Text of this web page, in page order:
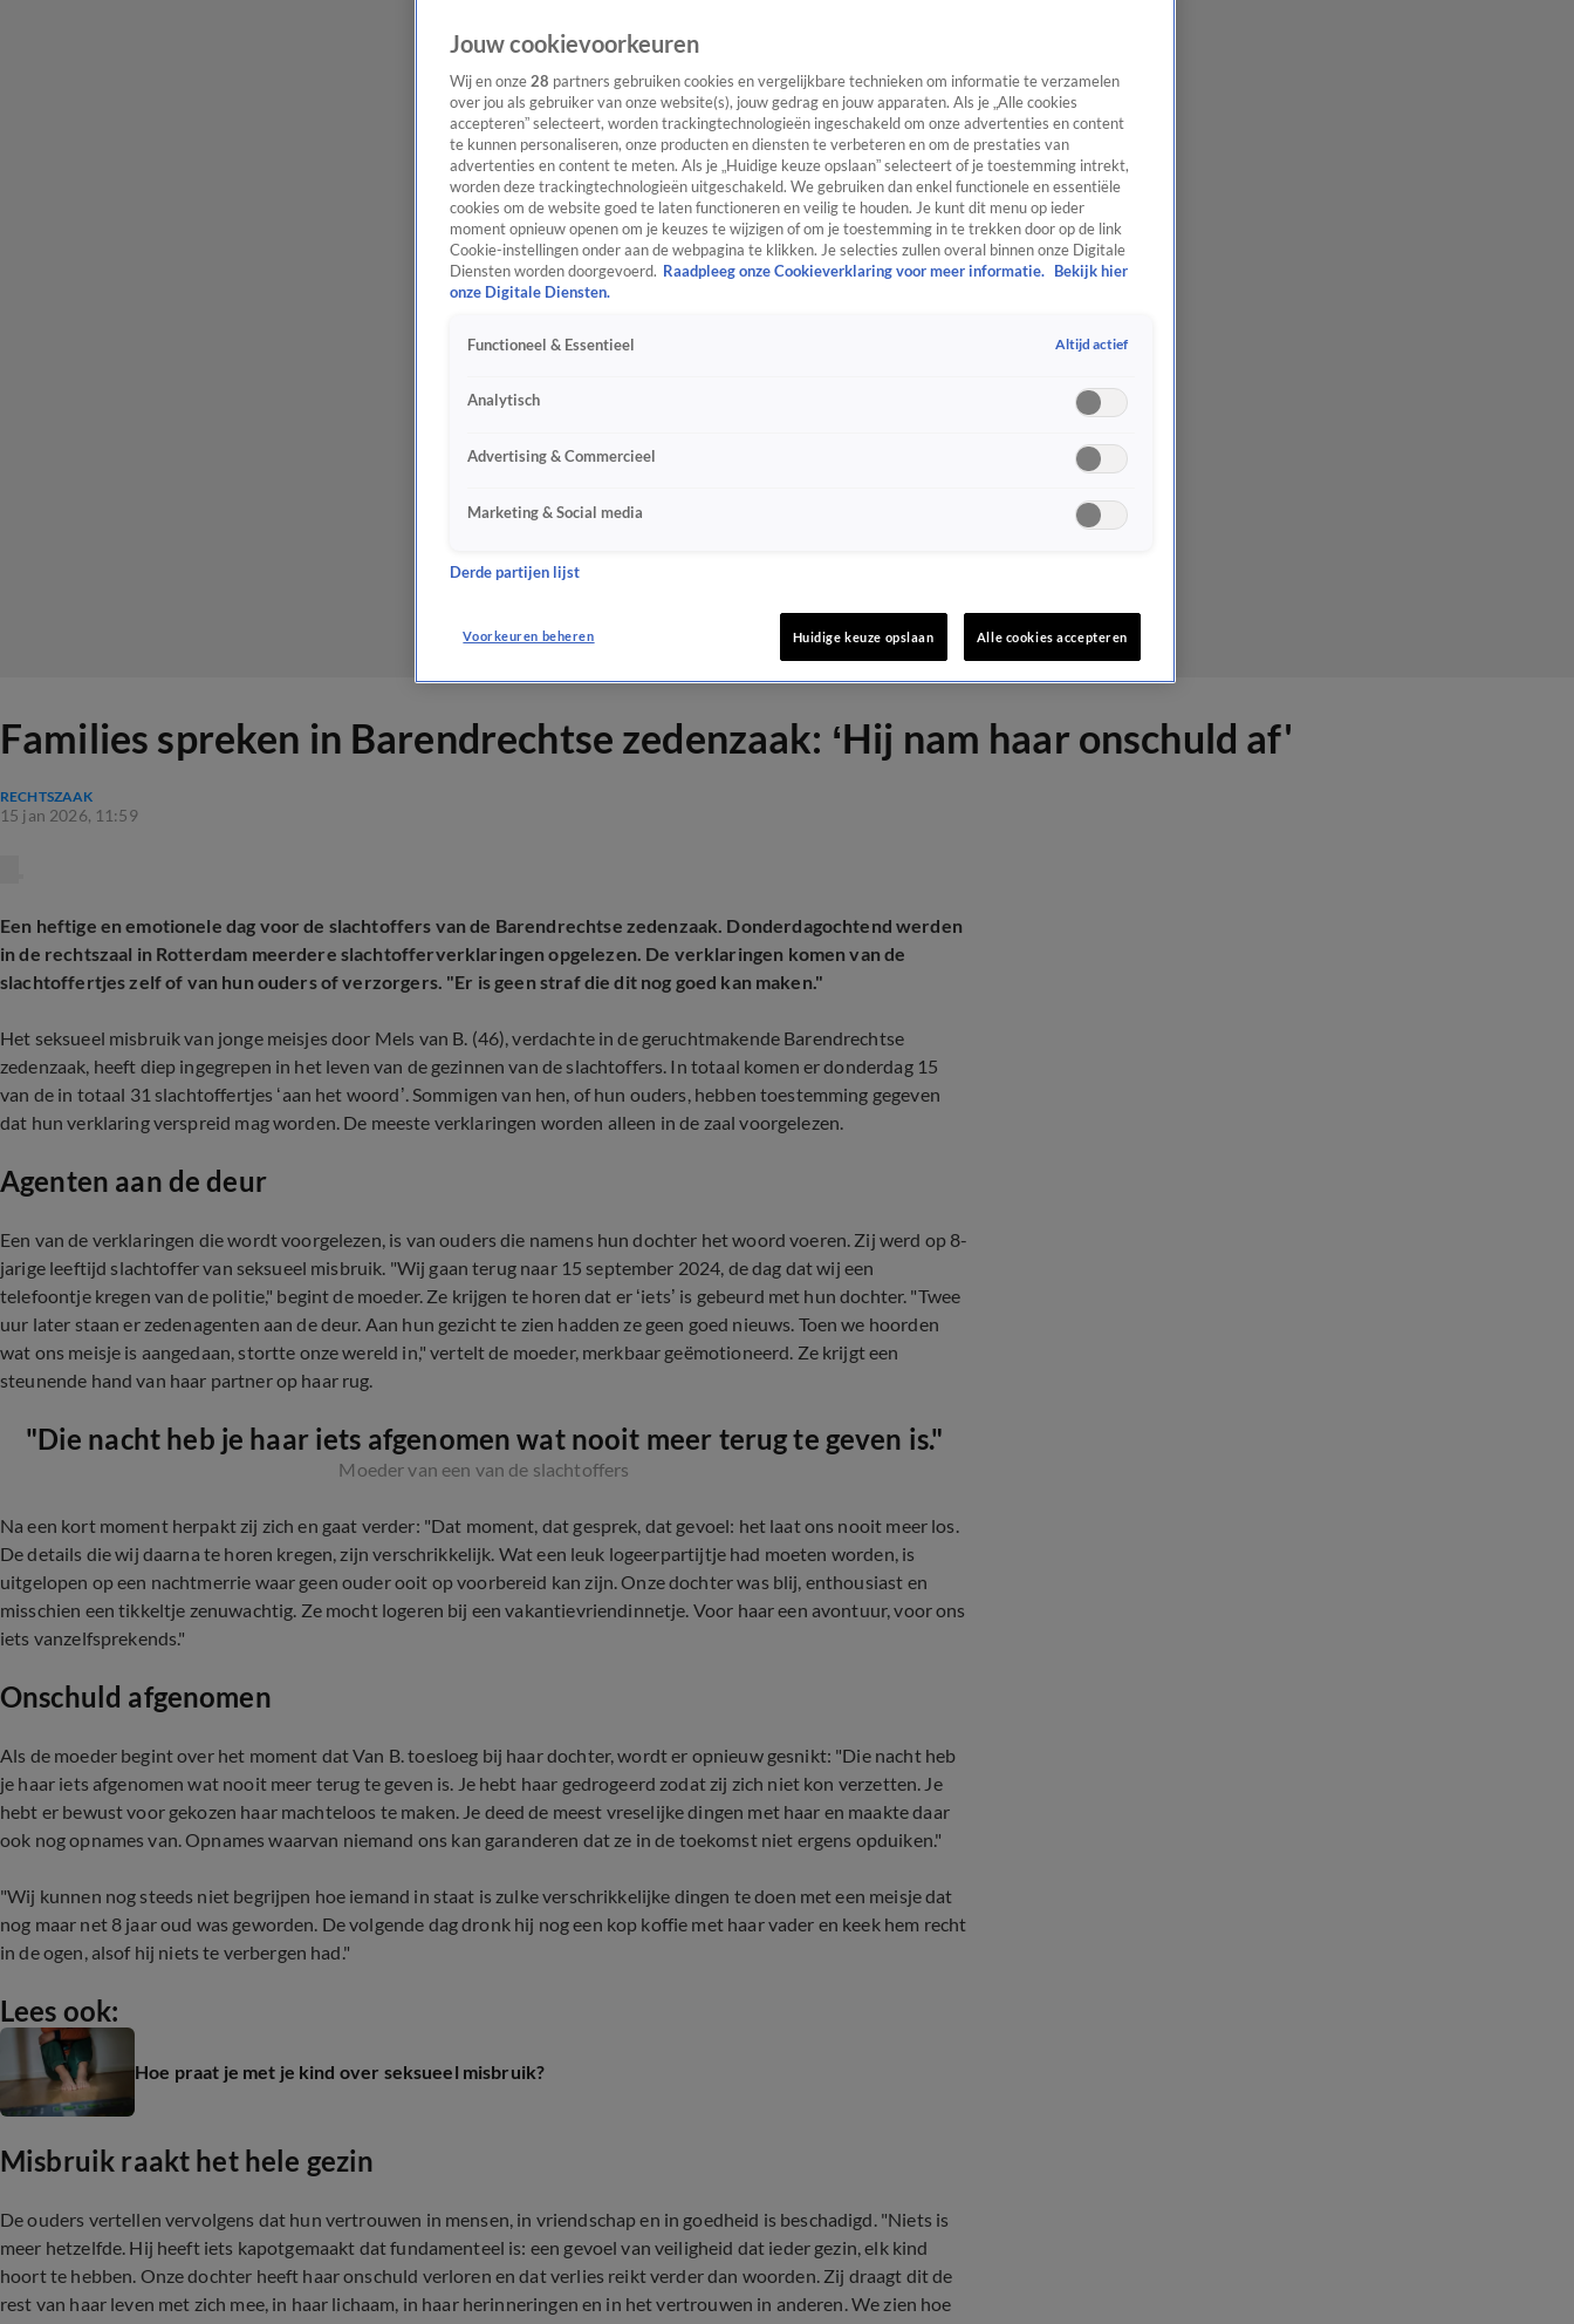
Families spreken in Barendrechtse zedenzaak: ‘Hij nam haar onschuld af'
RECHTSZAAK
15 jan 2026, 11:59
Een heftige en emotionele dag voor de slachtoffers van de Barendrechtse zedenzaak. Donderdagochtend werden
in de rechtszaal in Rotterdam meerdere slachtofferverklaringen opgelezen. De verklaringen komen van de
slachtoffertjes zelf of van hun ouders of verzorgers. "Er is geen straf die dit nog goed kan maken."
Het seksueel misbruik van jonge meisjes door Mels van B. (46), verdachte in de geruchtmakende Barendrechtse
zedenzaak, heeft diep ingegrepen in het leven van de gezinnen van de slachtoffers. In totaal komen er donderdag 15
van de in totaal 31 slachtoffertjes ‘aan het woord’. Sommigen van hen, of hun ouders, hebben toestemming gegeven
dat hun verklaring verspreid mag worden. De meeste verklaringen worden alleen in de zaal voorgelezen.
Agenten aan de deur
Een van de verklaringen die wordt voorgelezen, is van ouders die namens hun dochter het woord voeren. Zij werd op 8-
jarige leeftijd slachtoffer van seksueel misbruik. "Wij gaan terug naar 15 september 2024, de dag dat wij een
telefoontje kregen van de politie," begint de moeder. Ze krijgen te horen dat er ‘iets’ is gebeurd met hun dochter. "Twee
uur later staan er zedenagenten aan de deur. Aan hun gezicht te zien hadden ze geen goed nieuws. Toen we hoorden
wat ons meisje is aangedaan, stortte onze wereld in," vertelt de moeder, merkbaar geëmotioneerd. Ze krijgt een
steunende hand van haar partner op haar rug.
"Die nacht heb je haar iets afgenomen wat nooit meer terug te geven is."
Moeder van een van de slachtoffers
Na een kort moment herpakt zij zich en gaat verder: "Dat moment, dat gesprek, dat gevoel: het laat ons nooit meer los.
De details die wij daarna te horen kregen, zijn verschrikkelijk. Wat een leuk logeerpartijtje had moeten worden, is
uitgelopen op een nachtmerrie waar geen ouder ooit op voorbereid kan zijn. Onze dochter was blij, enthousiast en
misschien een tikkeltje zenuwachtig. Ze mocht logeren bij een vakantievriendinnetje. Voor haar een avontuur, voor ons
iets vanzelfsprekends."
Onschuld afgenomen
Als de moeder begint over het moment dat Van B. toesloeg bij haar dochter, wordt er opnieuw gesnikt: "Die nacht heb
je haar iets afgenomen wat nooit meer terug te geven is. Je hebt haar gedrogeerd zodat zij zich niet kon verzetten. Je
hebt er bewust voor gekozen haar machteloos te maken. Je deed de meest vreselijke dingen met haar en maakte daar
ook nog opnames van. Opnames waarvan niemand ons kan garanderen dat ze in de toekomst niet ergens opduiken."
"Wij kunnen nog steeds niet begrijpen hoe iemand in staat is zulke verschrikkelijke dingen te doen met een meisje dat
nog maar net 8 jaar oud was geworden. De volgende dag dronk hij nog een kop koffie met haar vader en keek hem recht
in de ogen, alsof hij niets te verbergen had."
Lees ook:
Hoe praat je met je kind over seksueel misbruik?
Misbruik raakt het hele gezin
De ouders vertellen vervolgens dat hun vertrouwen in mensen, in vriendschap en in goedheid is beschadigd. "Niets is
meer hetzelfde. Hij heeft iets kapotgemaakt dat fundamenteel is: een gevoel van veiligheid dat ieder gezin, elk kind
hoort te hebben. Onze dochter heeft haar onschuld verloren en dat verlies reikt verder dan woorden. Zij draagt dit de
rest van haar leven met zich mee, in haar lichaam, in haar herinneringen en in het vertrouwen in anderen. We zien hoe
Jouw cookievoorkeuren
Wij en onze 28 partners gebruiken cookies en vergelijkbare technieken om informatie te verzamelen
over jou als gebruiker van onze website(s), jouw gedrag en jouw apparaten. Als je „Alle cookies
accepteren” selecteert, worden trackingtechnologieën ingeschakeld om onze advertenties en content
te kunnen personaliseren, onze producten en diensten te verbeteren en om de prestaties van
advertenties en content te meten. Als je „Huidige keuze opslaan” selecteert of je toestemming intrekt,
worden deze trackingtechnologieën uitgeschakeld. We gebruiken dan enkel functionele en essentiële
cookies om de website goed te laten functioneren en veilig te houden. Je kunt dit menu op ieder
moment opnieuw openen om je keuzes te wijzigen of om je toestemming in te trekken door op de link
Cookie-instellingen onder aan de webpagina te klikken. Je selecties zullen overal binnen onze Digitale
Diensten worden doorgevoerd. Raadpleeg onze Cookieverklaring voor meer informatie.
Bekijk hier
onze Digitale Diensten.
Functioneel & Essentieel Altijd actief
Analytisch
Advertising & Commercieel
Marketing & Social media
Derde partijen lijst
Voorkeuren beheren Huidige keuze opslaan Alle cookies accepteren